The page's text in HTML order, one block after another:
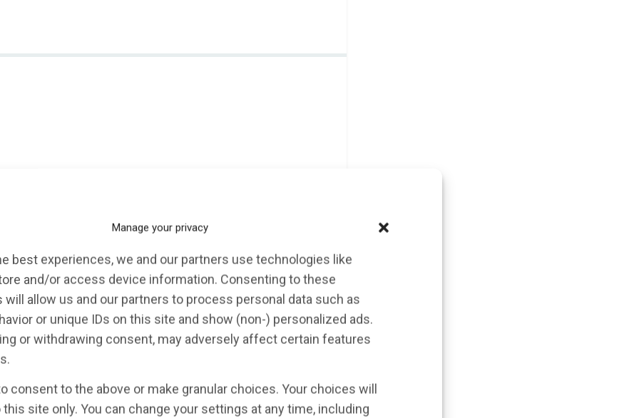
Manage your privacy
best experiences, we and our partners use technologies like
and/or access device information. Consenting to these
allow us and our partners to process personal data such as
or unique IDs on this site and show (non-) personalized ads.
or withdrawing consent, may adversely affect certain features
consent to the above or make granular choices. Your choices will
this site only. You can change your settings at any time, including
visat sig ha högre precision än
20 feb 2025